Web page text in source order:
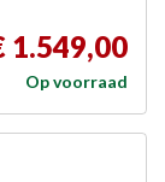
1.549,00
Op voorraad